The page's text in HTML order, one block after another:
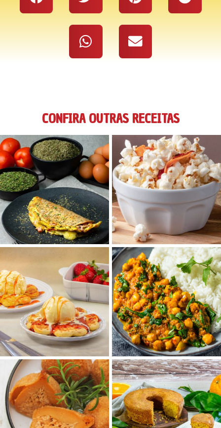
CONFIRA OUTRAS RECEITAS